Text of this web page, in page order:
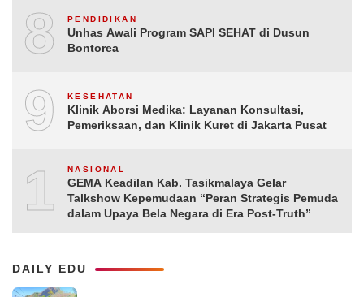
8 PENDIDIKAN
Unhas Awali Program SAPI SEHAT di Dusun
Bontorea
9 KESEHATAN
Klinik Aborsi Medika: Layanan Konsultasi,
Pemeriksaan, dan Klinik Kuret di Jakarta Pusat
10NASIONAL
GEMA Keadilan Kab. Tasikmalaya Gelar
Talkshow Kepemudaan “Peran Strategis Pemuda
dalam Upaya Bela Negara di Era Post-Truth”
DAILY EDU